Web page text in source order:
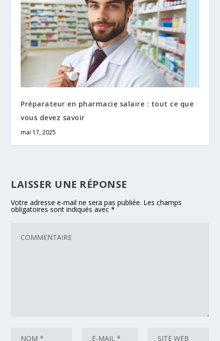
Préparateur en pharmacie salaire : tout ce que
vous devez savoir
mai 17, 2025
LAISSER UNE RÉPONSE
Votre adresse e-mail ne sera pas publiée. Les champs
obligatoires sont indiqués avec*